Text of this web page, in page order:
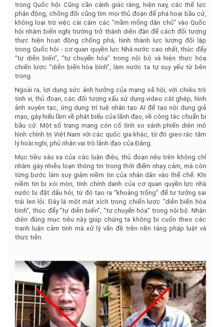
trong Quốc hội. Cũng cần cảnh giác rằng, hiện nay, các thế lực
phản động, chống đối cũng tìm mọi thủ đoạn để phá hoại bầu cử,
không loại trừ việc cài cắm các “mầm mống dân chủ” vào Quốc
hội nhằm biến nghị trường trở thành diễn đàn để cách đối tượng
thực hiện hoạt động chống phá, hình thành lực lượng đối lập
trong Quốc hội - cơ quan quyền lực Nhà nước cao nhất, thúc đẩy
“tự diễn biến”, “tự chuyển hóa” trong nội bộ và hiện thực hóa
chiến lược “diễn biến hòa bình”, làm nước ta tự suy yếu từ bên
trong.
Ngoài ra, lợi dụng sức ảnh hưởng của mạng xã hội, với chiêu trò
tinh vi, thủ đoạn, các đối tượng xấu sử dụng video cắt ghép, hình
ảnh xuyên tạc, ứng dụng trí tuệ nhân tạo AI để tạo nội dung giả
mạo, gây hiểu lầm về phát biểu của lãnh đạo, về công tác chuẩn bị
bầu cử. Một số trang mạng còn cố tình so sánh phiến diện mô
hình chính trị Việt Nam với các quốc gia khác, từ đó gieo rắc tâm
lý hoài nghi, phủ nhận vai trò lãnh đạo của Đảng.
Mục tiêu sâu xa của các luận điệu, thủ đoạn nêu trên không chỉ
nhằm gây nhiễu loạn thông tin trong thời điểm nhạy cảm, mà còn
từng bước làm suy giảm niềm tin của nhân dân vào thể chế. Khi
niềm tin bị xói mòn, tính chính danh của cơ quan quyền lực nhà
nước bị đặt dấu hỏi, từ đó tạo ra “khoảng trống” để tư tưởng sai
trái len lỏi. Đây là một mắt xích trong chiến lược “diễn biến hòa
bình”, thúc đẩy “tự diễn biến”, “tự chuyển hóa” trong nội bộ. Nhận
diện đúng mục tiêu này giúp chúng ta không bị cuốn theo các
tranh luận cảm tính mà xử lý vấn đề trên nền tảng pháp luật và
thực tiễn.